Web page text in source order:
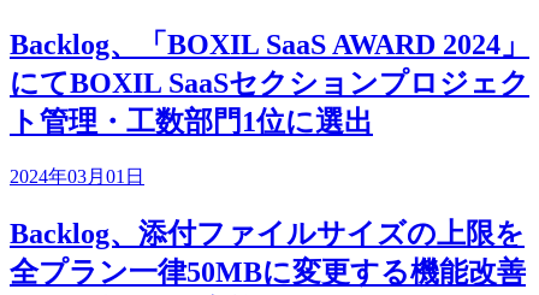
Backlog、「BOXIL SaaS AWARD 2024」
にてBOXIL SaaSセクションプロジェク
ト管理・工数部門1位に選出
2024年03月01日
Backlog、添付ファイルサイズの上限を
全プラン一律50MBに変更する機能改善